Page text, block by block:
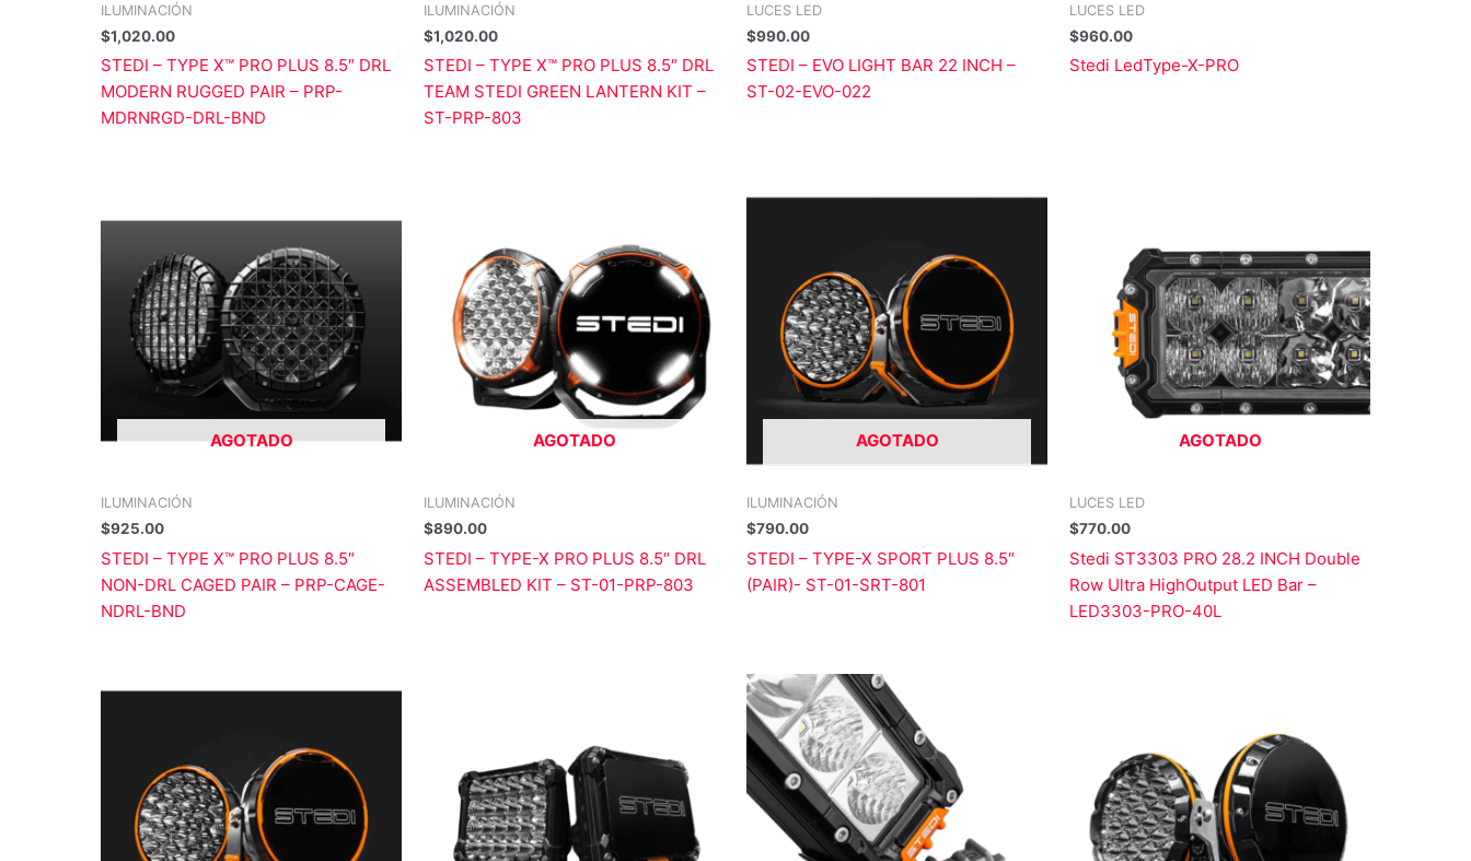
ILUMINACIÓN
$1,020.00
STEDI – TYPE X™ PRO PLUS 8.5″ DRL
MODERN RUGGED PAIR – PRP-
MDRNRGD-DRL-BND
ILUMINACIÓN
$1,020.00
STEDI – TYPE X™ PRO PLUS 8.5″ DRL
TEAM STEDI GREEN LANTERN KIT –
ST-PRP-803
LUCES LED
$990.00
STEDI – EVO LIGHT BAR 22 INCH –
ST-02-EVO-022
LUCES LED
$960.00
Stedi LedType-X-PRO
AGOTADO
ILUMINACIÓN
$925.00
STEDI – TYPE X™ PRO PLUS 8.5″
NON-DRL CAGED PAIR – PRP-CAGE-
NDRL-BND
AGOTADO
ILUMINACIÓN
$890.00
STEDI – TYPE-X PRO PLUS 8.5″ DRL
ASSEMBLED KIT – ST-01-PRP-803
AGOTADO
ILUMINACIÓN
$790.00
STEDI – TYPE-X SPORT PLUS 8.5″
(PAIR)- ST-01-SRT-801
AGOTADO
LUCES LED
$770.00
Stedi ST3303 PRO 28.2 INCH Double
Row Ultra HighOutput LED Bar –
LED3303-PRO-40L